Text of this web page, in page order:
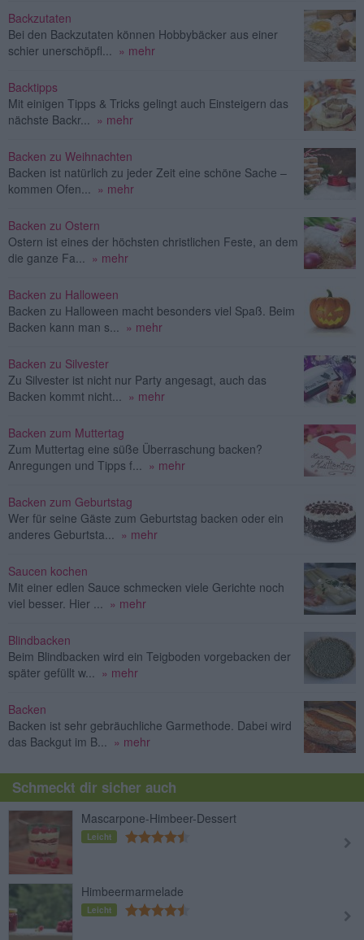
Backzutaten
Bei den Backzutaten können Hobbybäcker aus einer
schier unerschöpfl...
» mehr
Backtipps
Mit einigen Tipps & Tricks gelingt auch Einsteigern das
nächste Backr...
» mehr
Backen zu Weihnachten
Backen ist natürlich zu jeder Zeit eine schöne Sache –
kommen Ofen...
» mehr
Backen zu Ostern
Ostern ist eines der höchsten christlichen Feste, an dem
die ganze Fa...
» mehr
Backen zu Halloween
Backen zu Halloween macht besonders viel Spaß. Beim
Backen kann man s...
» mehr
Backen zu Silvester
Zu Silvester ist nicht nur Party angesagt, auch das
Backen kommt nicht...
» mehr
Backen zum Muttertag
Zum Muttertag eine süße Überraschung backen?
Anregungen und Tipps f...
» mehr
Backen zum Geburtstag
Wer für seine Gäste zum Geburtstag backen oder ein
anderes Geburtsta...
» mehr
Saucen kochen
Mit einer edlen Sauce schmecken viele Gerichte noch
viel besser. Hier ...
» mehr
Blindbacken
Beim Blindbacken wird ein Teigboden vorgebacken der
später gefüllt w...
» mehr
Backen
Backen ist sehr gebräuchliche Garmethode. Dabei wird
das Backgut im B...
» mehr
Schmeckt dir sicher auch
Mascarpone-Himbeer-Dessert
Leicht
Himbeermarmelade
Leicht